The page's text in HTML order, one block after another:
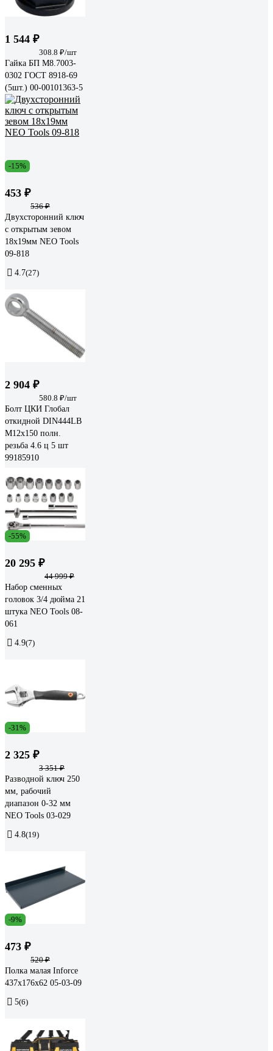
1 544 ₽
308.8 ₽/шт
Гайка БП М8.7003-
0302 ГОСТ 8918-69
(5шт.) 00-00101363-5
-15%
453 ₽
536 ₽
Двухсторонний ключ
с открытым зевом
18x19мм NEO Tools
09-818
4.7(27)
2 904 ₽
580.8 ₽/шт
Болт ЦКИ Глобал
откидной DIN444LB
М12х150 полн.
резьба 4.6 ц 5 шт
99185910
-55%
20 295 ₽
44 999 ₽
Набор сменных
головок 3/4 дюйма 21
штука NEO Tools 08-
061
4.9(7)
-31%
2 325 ₽
3 351 ₽
Разводной ключ 250
мм, рабочий
диапазон 0-32 мм
NEO Tools 03-029
4.8(19)
-9%
473 ₽
520 ₽
Полка малая Inforce
437х176х62 05-03-09
5(6)